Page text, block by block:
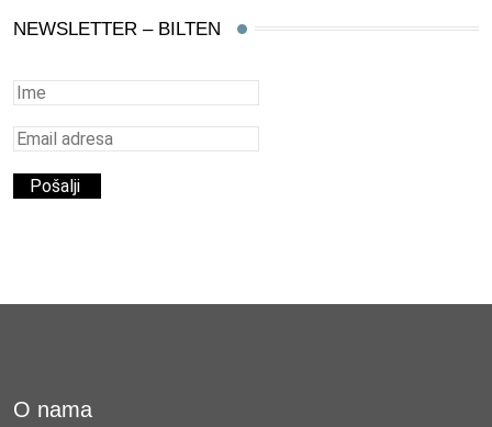
NEWSLETTER – BILTEN
O nama